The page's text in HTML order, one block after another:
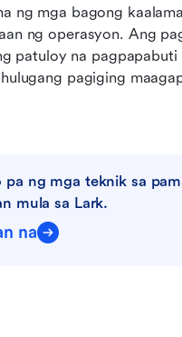
ng mga bagong
ng operasyon. Ang
patuloy na pagpapabuti
pagiging
pa ng mga teknik sa
mula sa Lark.
na